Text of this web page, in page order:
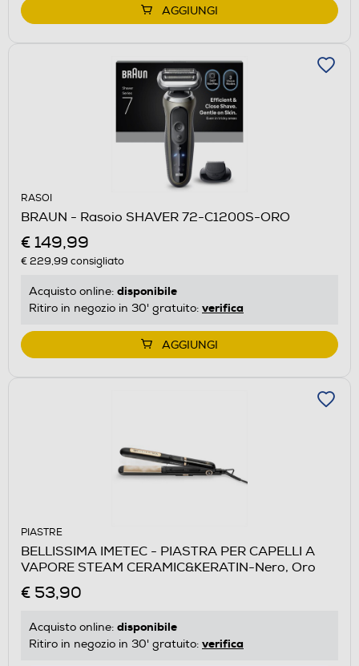
AGGIUNGI
RASOI
BRAUN - Rasoio SHAVER 72-C1200S-ORO
€ 149,99
€ 229,99 consigliato
Acquisto online: disponibile
Ritiro in negozio in 30' gratuito: verifica
AGGIUNGI
PIASTRE
BELLISSIMA IMETEC - PIASTRA PER CAPELLI A
VAPORE STEAM CERAMIC&KERATIN-Nero, Oro
€ 53,90
Acquisto online: disponibile
Ritiro in negozio in 30' gratuito: verifica